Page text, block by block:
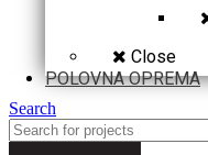
Close
POLOVNA OPREMA
Search